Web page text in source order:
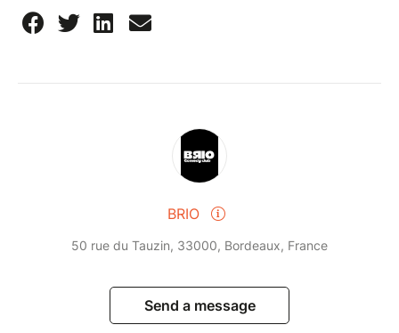
BRIO
50 rue du Tauzin, 33000, Bordeaux, France
Send a message